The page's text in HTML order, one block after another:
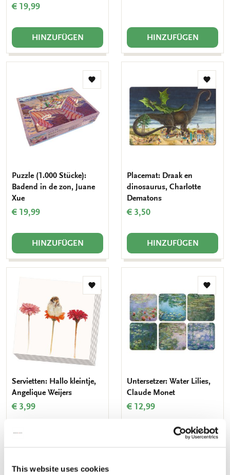
This website uses cookies
€ 19,99
HINZUFÜGEN HINZUFÜGEN
Zur
Wunschliste
hinzufügen
Puzzle (1.000 Stücke):
Badend in de zon, Juane
Xue
€ 19,99
HINZUFÜGEN
Zur
Placemat: Draak en
dinosaurus, Charlotte
Dematons
€ 3,50
HINZUFÜGEN
Zur
Wunschliste
hinzufügen
Servietten: Hallo kleintje,
Angelique Weijers
€ 3,99
Zur
Untersetzer: Water Lilies,
Claude Monet
€ 12,99
HINZUFÜGEN